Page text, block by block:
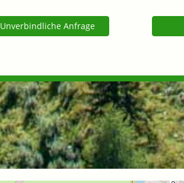
Unverbindliche Anfrage